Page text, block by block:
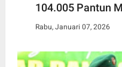
104.005 Pantun
Rabu, Januari 07, 2026